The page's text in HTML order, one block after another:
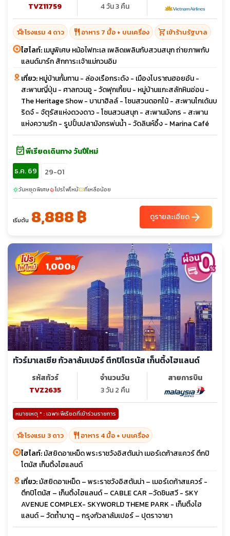
TVZ11759
4 วัน 3 คืน
hotel_classโรงแรม 4 ดาว restaurant อาหาร 7 มื้อ + บนเครื่อง shopping_cartเข้าร้านรัฐบาล
ไฮไลท์:เมนูพิเศษ หม้อไฟทะเล เพลิดเพลินกับสวนสนุก ถ่ายภาพกับ
แลนด์มาร์ก สักการะเจ้าแม่กวนอิม
เที่ยว:หมู่บ้านกั้มทาน - ล่องเรือกระดัง - เมืองโบราณฮอยอัน -
สะพานญี่ปุ่น - ศาลกวนอู - วัดฟุกเกี้ยน - หมู่บ้านแกะสลักหินอ่อน -
The Heritage Show - บานาฮิลล์ - โซนสวนดอกไม้ - สะพานโกเด้นบ
ริดจ์ - จัตุรัสแห่งดวงดาว - โซนสวนสนุก - สะพานมังกร - สะพาน
แห่งความรัก - รูปปั้นปลามังกรพ่นน้ำ - วัดลินห์อึ้ง - Marina Café
event_availableพีเรียดเดินทาง วันปีใหม่
ธ.ค. 69
29-01
sunnyวันหยุดพิเศษlocal_fire_departmentโปรไฟไหม้confirmation_numberที่เหลือน้อย
เริ่มต้น 8,888 ฿ ดูรายละเอียดarrow_forward
1,000฿
ทัวร์มาเลเซีย กัวลาลัมเปอร์ ตึกปิโตรนัส เก็นติ้งไฮแลนด์
รหัสทัวร์
TVZ2635
จำนวนวัน
3 วัน 2 คืน
สายการบิน
หมายเหตุ * : เฉพาะพีเรียดที่เข้าร่วมรายการ
hotel_classโรงแรม 3 ดาว restaurant อาหาร 4 มื้อ + บนเครื่อง
ไฮไลท์:มัสยิดอาเหม็ด พระราชวังอิสตันน่า เมอร์เดก้าสแควร์ ตึกปิ
โตนัส เก็นติ้งไฮแลนด์
เที่ยว:มัสยิดอาเหม็ด – พระราชวังอิสตันน่า – เมอร์เดก้าสแควร์ -
ตึกปิโตนัส – เก็นติ้งไฮแลนด์ – CABLE CAR –วัดชินสวี - SKY
AVENUE COMPLEX- SKYWORLD THEME PARK - เก็นติ้งไฮ
แลนด์ – วัดถ้ำบาตู – กรุงกัวลาลัมเปอร์ – ปุตราจายา